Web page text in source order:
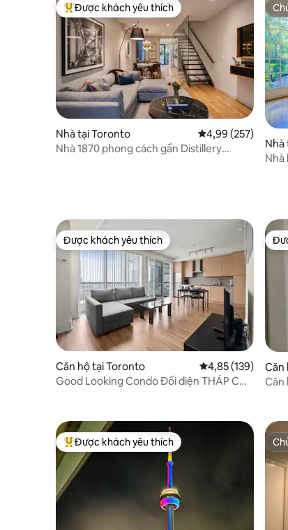
Được khách yêu thích nhất
Được khách yêu thích
Nhà tại Toronto Xếp hạng trung
4,99 (257)
Nhà 1870 phong cách gần Distillery
Nhà
Nhà
Được khách yêu thích
Được khách yêu thích
Căn hộ tại Toronto Xếp hạng trung
4,85 (139)
Good Looking Condo Đối diện THÁP CN
Căn
Căn
Được khách yêu thích nhất
Được khách yêu thích